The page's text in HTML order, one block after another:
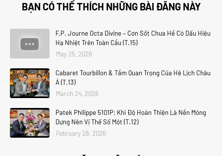
BẠN CÓ THỂ THÍCH NHỮNG BÀI ĐĂNG NÀY
F.P. Journe Octa Divine – Cơn Sốt Chưa Hề Có Dấu Hiệu
Hạ Nhiệt Trên Toàn Cầu (T.15)
May 25, 2026
Cabaret Tourbillon & Tầm Quan Trọng Của Hệ Lịch Châu
Á (T.13)
March 24, 2026
Patek Philippe 5101P: Khi Độ Hoàn Thiện Là Nền Móng
Dựng Nên Vị Thế Số Một (T.12)
February 28, 2026